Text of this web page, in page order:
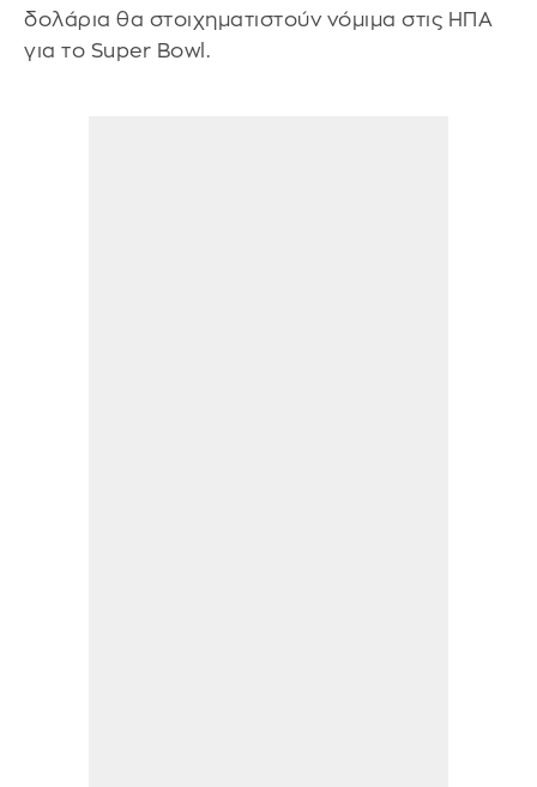
δολάρια θα στοιχηματιστούν νόμιμα στις ΗΠΑ
για το Super Bowl.